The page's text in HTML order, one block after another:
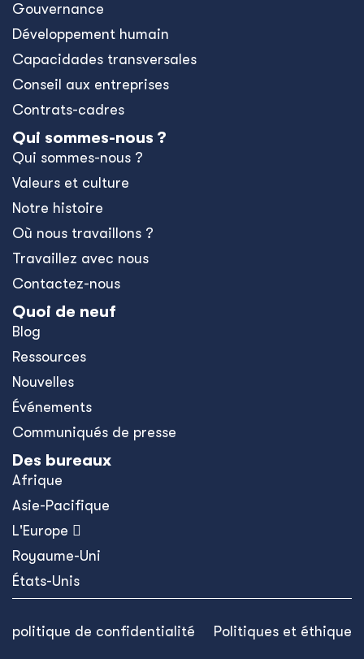
Gouvernance
Développement humain
Capacidades transversales
Conseil aux entreprises
Contrats-cadres
Qui sommes-nous ?
Qui sommes-nous ?
Valeurs et culture
Notre histoire
Où nous travaillons ?
Travaillez avec nous
Contactez-nous
Quoi de neuf
Blog
Ressources
Nouvelles
Événements
Communiqués de presse
Des bureaux
Afrique
Asie-Pacifique
L'Europe 
Royaume-Uni
États-Unis
politique de confidentialité Politiques et éthique